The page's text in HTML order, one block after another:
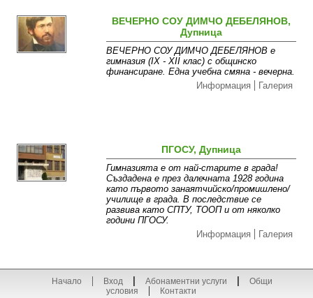
ВЕЧЕРНО СОУ ДИМЧО ДЕБЕЛЯНОВ,
Дупница
ВЕЧЕРНО СОУ ДИМЧО ДЕБЕЛЯНОВ е
гимназия (ІХ - ХІІ клас) с общинско
финансиране. Една учебна смяна - вечерна.
Информация
Галерия
ПГОСУ, Дупница
Гимназията е от най-старите в града!
Създадена е през далечната 1928 година
като първото занаятчийско/промишлено/
училище в града. В последствие се
развива като СПТУ, ТООП и от няколко
години ПГОСУ.
Информация
Галерия
Начало Вход Абонаментни услуги
Общи
условия
Контакти